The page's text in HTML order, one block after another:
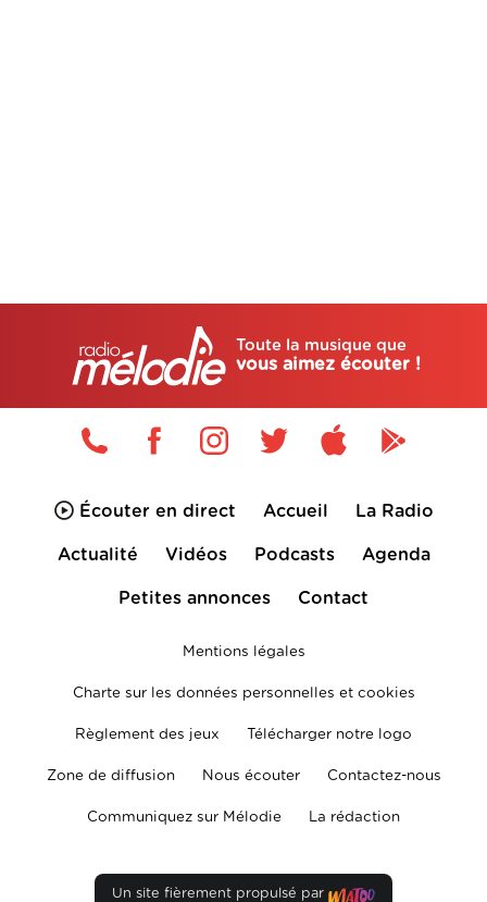
Toute la musique que
vous aimez écouter !
Écouter en direct Accueil La Radio
Actualité Vidéos Podcasts Agenda
Petites annonces Contact
Mentions légales
Charte sur les données personnelles et cookies
Règlement des jeux Télécharger notre logo
Zone de diffusion Nous écouter Contactez-nous
Communiquez sur Mélodie La rédaction
Un site fièrement propulsé par